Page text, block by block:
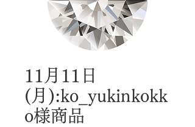
11月11日
(月):ko_yukinkokk
o様商品